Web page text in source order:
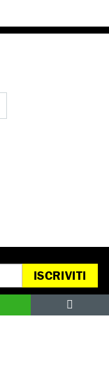
ISCRIVITI